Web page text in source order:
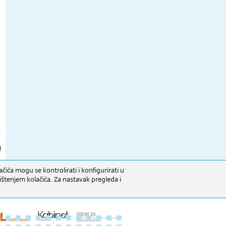
mogu se kontrolirati i konfigurirati u
kolačića. Za nastavak pregleda i